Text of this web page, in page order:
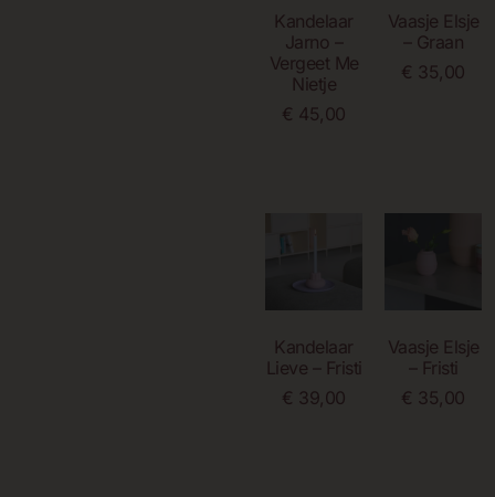
Kandelaar
Jarno –
Vergeet Me
Nietje
€ 45,00
Vaasje Elsje
– Graan
€ 35,00
Kandelaar
Lieve – Fristi
€ 39,00
Vaasje Elsje
– Fristi
€ 35,00